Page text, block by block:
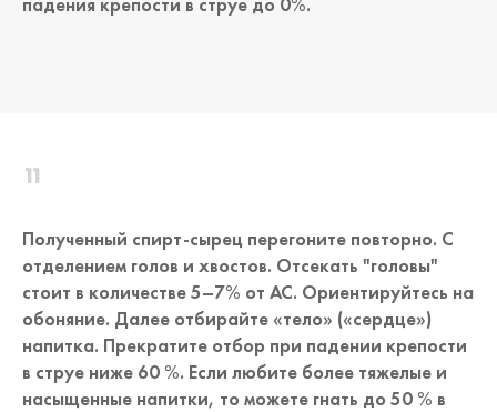
Полученный спирт-сырец перегоните повторно. С
отделением голов и хвостов. Отсекать "головы"
стоит в количестве 5–7% от АС. Ориентируйтесь на
обоняние. Далее отбирайте «тело» («сердце»)
напитка. Прекратите отбор при падении крепости
в струе ниже 60 %. Если любите более тяжелые и
насыщенные напитки, то можете гнать до 50 % в